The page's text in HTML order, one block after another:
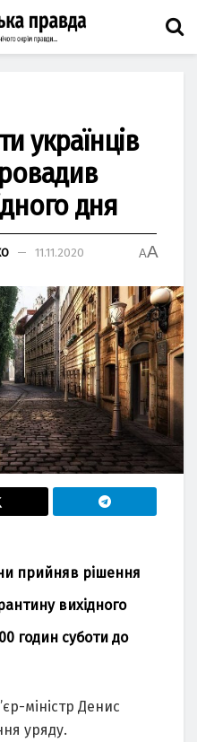
українців
дня
11.11.2020 AA
прийняв рішення
вихідного
годин суботи до
міністр Денис
уряду.